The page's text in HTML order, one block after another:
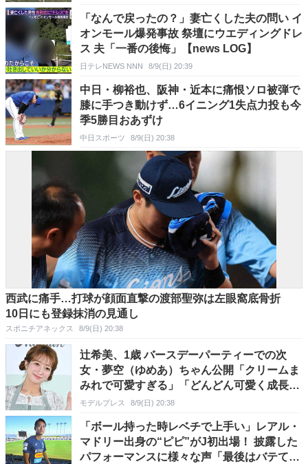
「なんで戻ったの？」妻亡くした夫の問い イ
オンモール爆発事故 祭壇にウエディングドレ
ス 夫「一番の後悔」【news LOG】
日テレNEWS NNN 8/9(日) 20:39
中日・柳裕也、阪神・近本に痛恨ソロ被弾で
膝に手つき動けず…6イニング1失点力投も今
季5勝目おあずけ
中日スポーツ 8/9(日) 20:38
西武に痛手…打球が顔面直撃の渡部聖弥は左眼窩底骨折
10日にも登録抹消の見通し
スポニチアネックス 8/9(日) 20:38
辻希美、1歳 バースデーパーティーでの次
女・夢空（ゆめあ）ちゃん公開「クリームま
みれで可愛すぎる」「どんどん可愛く成長し
てる」と反響
モデルプレス 8/9(日) 20:38
「ボール持った時レベチで上手い」レアル・
マドリー出身の“ピピ”がJ初出場！ 披露した
パフォーマンスに様々な声「最後はバテてた